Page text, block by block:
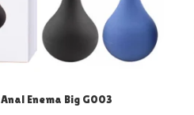
Anal Enema Big G003